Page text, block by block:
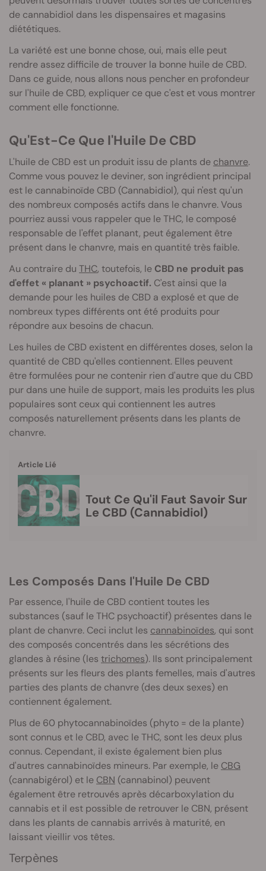
de cannabidiol dans les dispensaires et magasins
diététiques.
La variété est une bonne chose, oui, mais elle peut
rendre assez difficile de trouver la bonne huile de CBD.
Dans ce guide, nous allons nous pencher en profondeur
sur l'huile de CBD, expliquer ce que c'est et vous montrer
comment elle fonctionne.
Qu'Est-Ce Que l'Huile De CBD
L'huile de CBD est un produit issu de plants de chanvre.
Comme vous pouvez le deviner, son ingrédient principal
est le cannabinoïde CBD (Cannabidiol), qui n'est qu'un
des nombreux composés actifs dans le chanvre. Vous
pourriez aussi vous rappeler que le THC, le composé
responsable de l'effet planant, peut également être
présent dans le chanvre, mais en quantité très faible.
Au contraire du THC, toutefois, le CBD ne produit pas
d'effet « planant » psychoactif. C'est ainsi que la
demande pour les huiles de CBD a explosé et que de
nombreux types différents ont été produits pour
répondre aux besoins de chacun.
Les huiles de CBD existent en différentes doses, selon la
quantité de CBD qu'elles contiennent. Elles peuvent
être formulées pour ne contenir rien d'autre que du CBD
pur dans une huile de support, mais les produits les plus
populaires sont ceux qui contiennent les autres
composés naturellement présents dans les plants de
chanvre.
Article Lié
Tout Ce Qu'il Faut Savoir Sur
Le CBD (Cannabidiol)
Les Composés Dans l'Huile De CBD
Par essence, l'huile de CBD contient toutes les
substances (sauf le THC psychoactif) présentes dans le
plant de chanvre. Ceci inclut les cannabinoïdes, qui sont
des composés concentrés dans les sécrétions des
glandes à résine (les trichomes). Ils sont principalement
présents sur les fleurs des plants femelles, mais d'autres
parties des plants de chanvre (des deux sexes) en
contiennent également.
Plus de 60 phytocannabinoïdes (phyto = de la plante)
sont connus et le CBD, avec le THC, sont les deux plus
connus. Cependant, il existe également bien plus
d'autres cannabinoïdes mineurs. Par exemple, le CBG
(cannabigérol) et le CBN (cannabinol) peuvent
également être retrouvés après décarboxylation du
cannabis et il est possible de retrouver le CBN, présent
dans les plants de cannabis arrivés à maturité, en
laissant vieillir vos têtes.
Terpènes